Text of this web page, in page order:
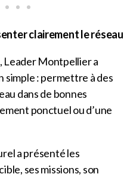
clairement le réseau
Montpellier a
simple : permettre à des
dans de bonnes
ponctuel ou d’une
a présenté les
ses missions, son